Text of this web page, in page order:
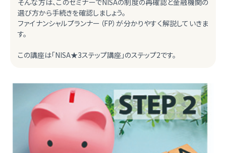
そんな方は、このセミナーでNISAの制度の再確認と金融機関の
選び方から手続きを確認しましょう。
ファイナンシャルプランナー（FP）が分かりやすく解説していきま
す。
この講座は「NISA★3ステップ講座」のステップ2です。